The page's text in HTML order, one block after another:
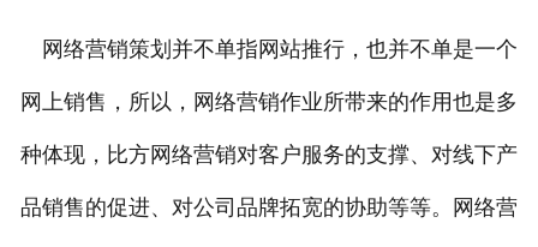
网络营销策划并不单指网站推行，也并不单是一个
网上销售，所以，网络营销作业所带来的作用也是多
种体现，比方网络营销对客户服务的支撑、对线下产
品销售的促进、对公司品牌拓宽的协助等等。网络营